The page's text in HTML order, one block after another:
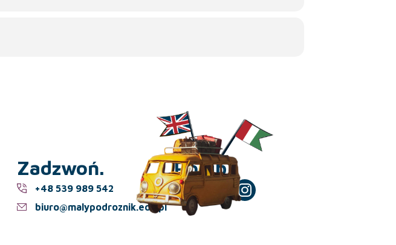
Zadzwoń.
+48 539 989 542
biuro@malypodroznik.edu.pl
Polub!